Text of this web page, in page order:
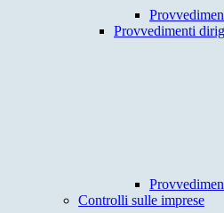
Provvedimenti
Controlli sulle imprese